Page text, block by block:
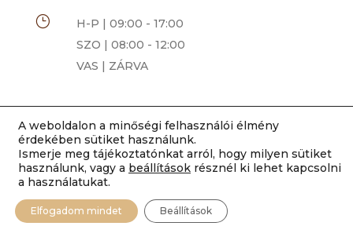
}
H-P | 09:00 - 17:00
SZO | 08:00 - 12:00
VAS | ZÁRVA
A weboldalon a minőségi felhasználói élmény
érdekében sütiket használunk.
Ismerje meg tájékoztatónkat arról, hogy milyen sütiket
használunk, vagy a beállítások résznél ki lehet kapcsolni
a használatukat.
Elfogadom mindet Beállítások